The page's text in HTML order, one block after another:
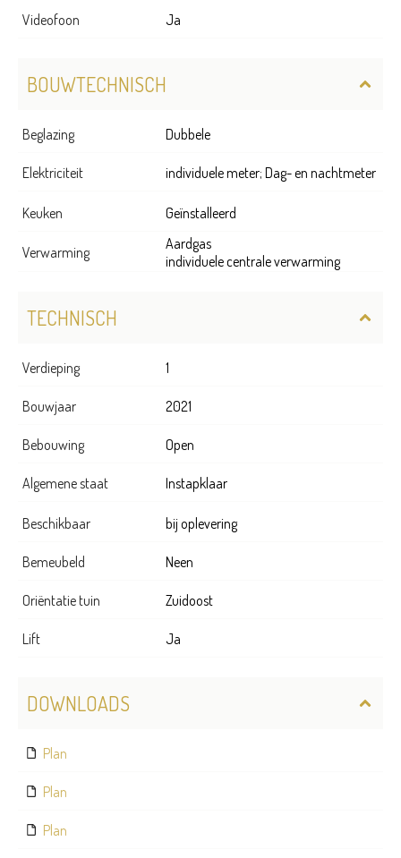
Videofoon Ja
BOUWTECHNISCH
Beglazing Dubbele
Elektriciteit individuele meter; Dag- en nachtmeter
Keuken Geïnstalleerd
Verwarming
Aardgas
individuele centrale verwarming
TECHNISCH
Verdieping 1
Bouwjaar 2021
Bebouwing Open
Algemene staat Instapklaar
Beschikbaar bij oplevering
Bemeubeld Neen
Oriëntatie tuin Zuidoost
Lift Ja
DOWNLOADS
Plan
Plan
Plan